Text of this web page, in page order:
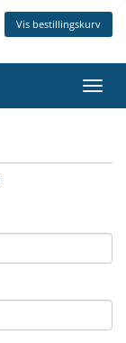
Vis bestillingskurv
Skift